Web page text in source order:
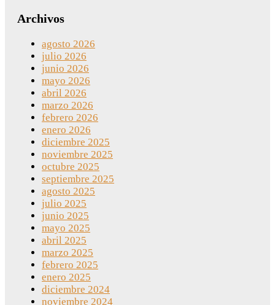
Archivos
agosto 2026
julio 2026
junio 2026
mayo 2026
abril 2026
marzo 2026
febrero 2026
enero 2026
diciembre 2025
noviembre 2025
octubre 2025
septiembre 2025
agosto 2025
julio 2025
junio 2025
mayo 2025
abril 2025
marzo 2025
febrero 2025
enero 2025
diciembre 2024
noviembre 2024